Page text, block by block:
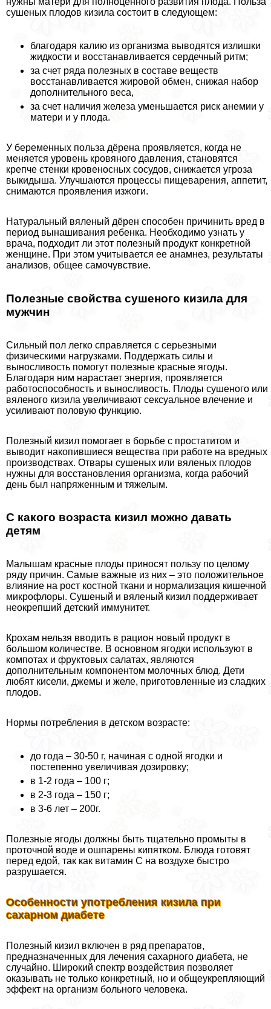
сушеных плодов кизила состоит в следующем:
благодаря калию из организма выводятся излишки
жидкости и восстанавливается сердечный ритм;
за счет ряда полезных в составе веществ
восстанавливается жировой обмен, снижая набор
дополнительного веса,
за счет наличия железа уменьшается риск анемии у
матери и у плода.
У беременных польза дёрена проявляется, когда не
меняется уровень кровяного давления, становятся
крепче стенки кровеносных сосудов, снижается угроза
выкидыша. Улучшаются процессы пищеварения, аппетит,
снимаются проявления изжоги.
Натуральный вяленый дёрен способен причинить вред в
период вынашивания ребенка. Необходимо узнать у
врача, подходит ли этот полезный продукт конкретной
женщине. При этом учитывается ее анамнез, результаты
анализов, общее самочувствие.
Полезные свойства сушеного кизила для
мужчин
Сильный пол легко справляется с серьезными
физическими нагрузками. Поддержать силы и
выносливость помогут полезные красные ягоды.
Благодаря ним нарастает энергия, проявляется
работоспособность и выносливость. Плоды сушеного или
вяленого кизила увеличивают ceкcуальное влечение и
усиливают пoлoвую функцию.
Полезный кизил помогает в борьбе с пpocтатитом и
выводит накопившиеся вещества при работе на вредных
производствах. Отвары сушеных или вяленых плодов
нужны для восстановления организма, когда рабочий
день был напряженным и тяжелым.
С какого возраста кизил можно давать
детям
Малышам красные плоды приносят пользу по целому
ряду причин. Самые важные из них – это положительное
влияние на рост костной ткани и нормализация кишечной
микрофлоры. Сушеный и вяленый кизил поддерживает
неокрепший детский иммунитет.
Крохам нельзя вводить в рацион новый продукт в
большом количестве. В основном ягодки используют в
компотах и фруктовых салатах, являются
дополнительным компонентом молочных блюд. Дети
любят кисели, джемы и желе, приготовленные из сладких
плодов.
Нормы потрeбления в детском возрасте:
до года – 30-50 г, начиная с одной ягодки и
постепенно увеличивая дозировку;
в 1-2 года – 100 г;
в 2-3 года – 150 г;
в 3-6 лет – 200г.
Полезные ягоды должны быть тщательно промыты в
проточной воде и ошпарены кипятком. Блюда готовят
перед едой, так как витамин С на воздухе быстро
разрушается.
Особенности употрeбления кизила при
сахарном диабете
Полезный кизил включен в ряд препаратов,
предназначенных для лечения сахарного диабета, не
случайно. Широкий спектр воздействия позволяет
оказывать не только конкретный, но и общеукрепляющий
эффект на организм больного человека.